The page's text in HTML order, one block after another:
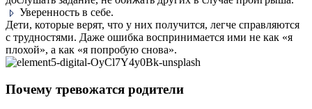
Уверенность в себе.
Дети, которые верят, что у них получится, легче справляются
с трудностями. Даже ошибка воспринимается ими не как «я
плохой», а как «я попробую снова».
Почему тревожатся родители